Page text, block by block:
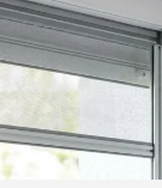
entre
de coffres et
comme